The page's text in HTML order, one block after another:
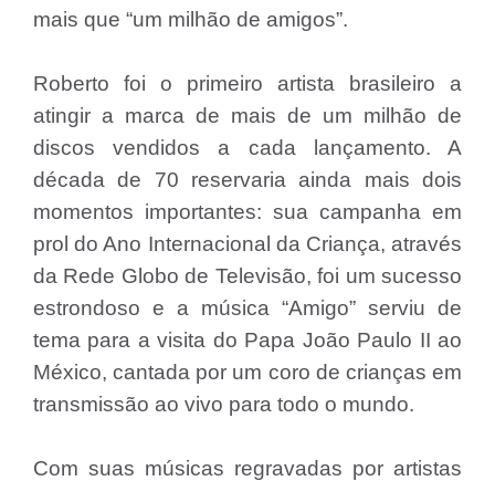
mais que “um milhão de amigos”.
Roberto foi o primeiro artista brasileiro a
atingir a marca de mais de um milhão de
discos vendidos a cada lançamento. A
década de 70 reservaria ainda mais dois
momentos importantes: sua campanha em
prol do Ano Internacional da Criança, através
da Rede Globo de Televisão, foi um sucesso
estrondoso e a música “Amigo” serviu de
tema para a visita do Papa João Paulo II ao
México, cantada por um coro de crianças em
transmissão ao vivo para todo o mundo.
Com suas músicas regravadas por artistas